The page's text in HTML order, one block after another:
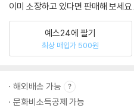
이미 소장하고 있다면 판매해 보세요.
예스24에 팔기
최상 매입가 500원
해외배송 가능
문화비소득공제 가능